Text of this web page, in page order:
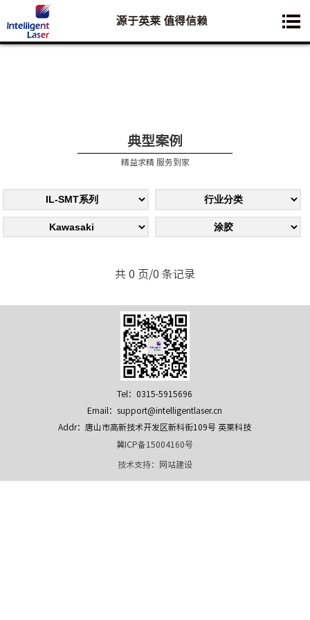
您想要了解的业务是:
源于英莱 值得信赖
典型案例
精益求精 服务到家
共 0 页/0 条记录
Tel：0315-5915696
Email：support@intelligentlaser.cn
Addr：唐山市高新技术开发区新科街109号 英莱科技
冀ICP备15004160号
技术支持： 网站建设